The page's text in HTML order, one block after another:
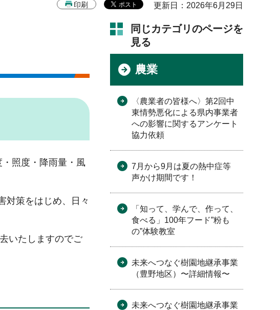
印刷 更新日：2026年6月29日
照度・降雨量・風
対策をはじめ、日々
いたしますのでご
同じカテゴリのページを
見る
農業
〈農業者の皆様へ〉第2回中
東情勢悪化による県内事業者
への影響に関するアンケート
協力依頼
7月から9月は夏の熱中症等
声かけ期間です！
「知って、学んで、作って、
食べる」100年フード”粉も
の”体験教室
未来へつなぐ樹園地継承事業
（豊野地区）〜詳細情報〜
未来へつなぐ樹園地継承事業